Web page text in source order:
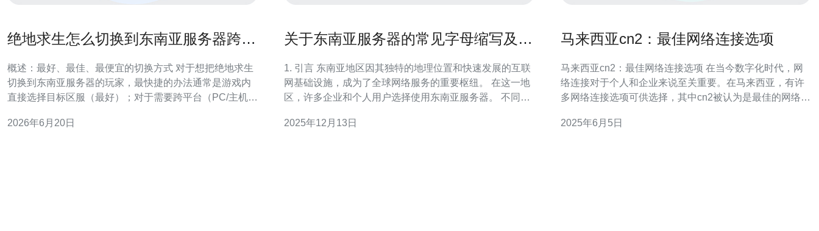
绝地求生怎么切换到东南亚服务器跨平
概述：最好、最佳、最便宜的切换方式 对于想把绝地求生
切换到东南亚服务器的玩家，最快捷的办法通常是游戏内
直接选择目标区服（最好）；对于需要跨平台（PC/主机/
绑定和切换流程（最佳）；如果预算有限且只是临时想体
2026年6月20日
关于东南亚服务器的常见字母缩写及其
1. 引言 东南亚地区因其独特的地理位置和快速发展的互联
网基础设施，成为了全球网络服务的重要枢纽。 在这一地
区，许多企业和个人用户选择使用东南亚服务器。 不同类
文将为您详细介绍这些常见字母缩写及其含义。 了解这些
2025年12月13日
马来西亚cn2：最佳网络连接选项
马来西亚cn2：最佳网络连接选项 在当今数字化时代，网
络连接对于个人和企业来说至关重要。在马来西亚，有许
多网络连接选项可供选择，其中cn2被认为是最佳的网络连
是最佳网络连接选项。 cn2是中国电信（China Telecom）
2025年6月5日